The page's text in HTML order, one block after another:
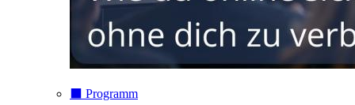
⬛️ Programm